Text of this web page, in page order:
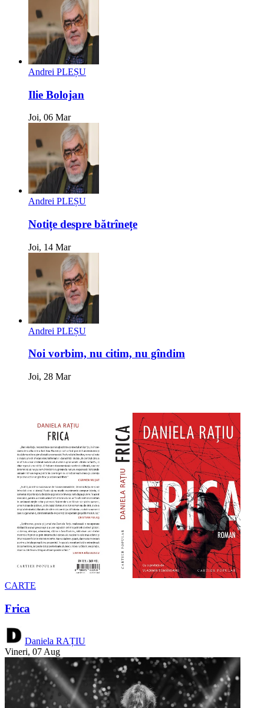
Andrei PLEȘU
Ilie Bolojan
Joi, 06 Mar
Andrei PLEȘU
Notițe despre bătrînețe
Joi, 14 Mar
Andrei PLEȘU
Noi vorbim, nu citim, nu gîndim
Joi, 28 Mar
CARTE
Frica
Daniela RAȚIU
Vineri, 07 Aug